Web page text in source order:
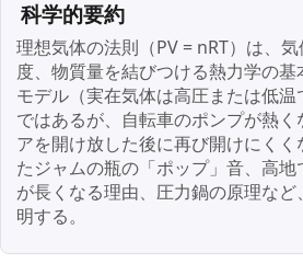
科学的要約
理想気体の法則（PV = nRT）は、
度、物質量を結びつける熱力学の
モデル（実在気体は高圧または低温
ではあるが、自転車のポンプが熱
アを開け放した後に再び開けにく
たジャムの瓶の「ポップ」音、高
が長くなる理由、圧力鍋の原理な
明する。